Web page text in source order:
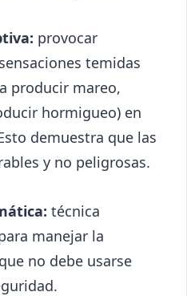
provocar
temidas
producir mareo,
hormigueo) en
demuestra que las
y no peligrosas.
técnica
manejar la
no debe usarse